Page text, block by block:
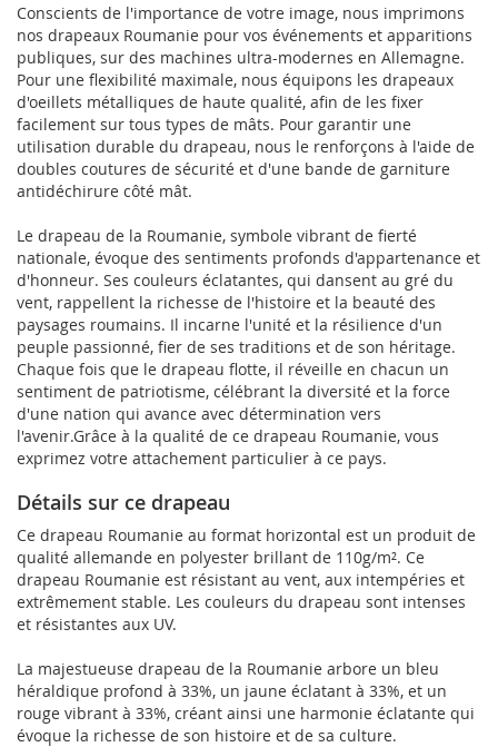
Conscients de l'importance de votre image, nous imprimons
nos drapeaux Roumanie pour vos événements et apparitions
publiques, sur des machines ultra-modernes en Allemagne.
Pour une flexibilité maximale, nous équipons les drapeaux
d'oeillets métalliques de haute qualité, afin de les fixer
facilement sur tous types de mâts. Pour garantir une
utilisation durable du drapeau, nous le renforçons à l'aide de
doubles coutures de sécurité et d'une bande de garniture
antidéchirure côté mât.
Le drapeau de la Roumanie, symbole vibrant de fierté
nationale, évoque des sentiments profonds d'appartenance et
d'honneur. Ses couleurs éclatantes, qui dansent au gré du
vent, rappellent la richesse de l'histoire et la beauté des
paysages roumains. Il incarne l'unité et la résilience d'un
peuple passionné, fier de ses traditions et de son héritage.
Chaque fois que le drapeau flotte, il réveille en chacun un
sentiment de patriotisme, célébrant la diversité et la force
d'une nation qui avance avec détermination vers
l'avenir.Grâce à la qualité de ce drapeau Roumanie, vous
exprimez votre attachement particulier à ce pays.
Détails sur ce drapeau
Ce drapeau Roumanie au format horizontal est un produit de
qualité allemande en polyester brillant de 110g/m². Ce
drapeau Roumanie est résistant au vent, aux intempéries et
extrêmement stable. Les couleurs du drapeau sont intenses
et résistantes aux UV.
La majestueuse drapeau de la Roumanie arbore un bleu
héraldique profond à 33%, un jaune éclatant à 33%, et un
rouge vibrant à 33%, créant ainsi une harmonie éclatante qui
évoque la richesse de son histoire et de sa culture.